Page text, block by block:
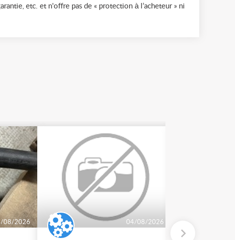
etc. et n'offre pas de « protection à l’acheteur » ni
08/2026 04/08/2026